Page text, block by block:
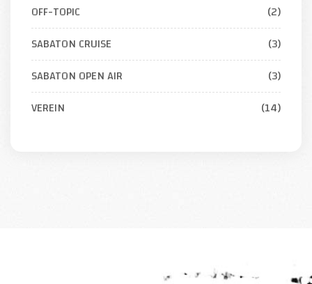
OFF-TOPIC
(2)
SABATON CRUISE
(3)
SABATON OPEN AIR
(3)
VEREIN
(14)